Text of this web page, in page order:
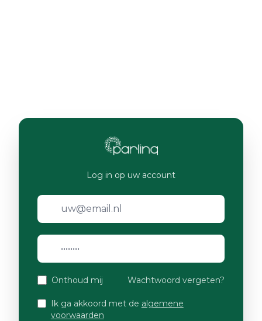
Log in op uw account
Onthoud mij Wachtwoord vergeten?
Ik ga akkoord met de algemene
voorwaarden